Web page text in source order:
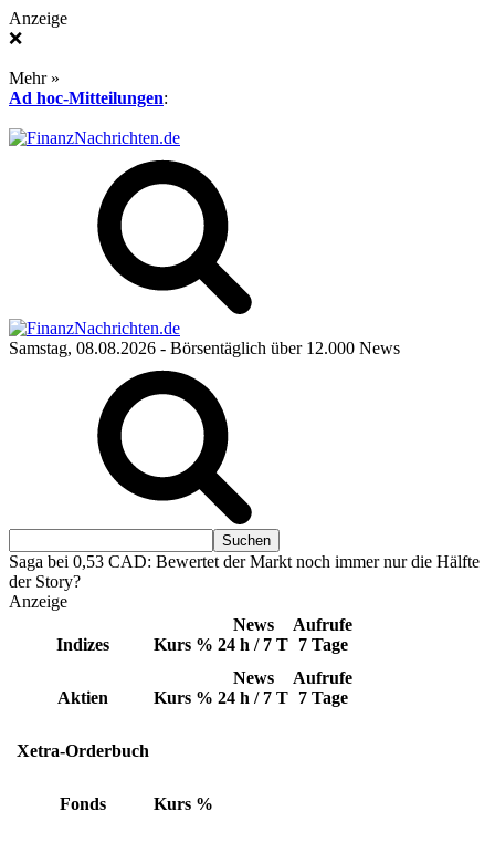
Anzeige
❌
Mehr »
Ad hoc-Mitteilungen:
Samstag, 08.08.2026 - Börsentäglich über 12.000 News
Saga bei 0,53 CAD: Bewertet der Markt noch immer nur die Hälfte
der Story?
Anzeige
Indizes Kurs %
News
24 h / 7 T
Aufrufe
7 Tage
Aktien Kurs %
News
24 h / 7 T
Aufrufe
7 Tage
Xetra-Orderbuch
Fonds Kurs %